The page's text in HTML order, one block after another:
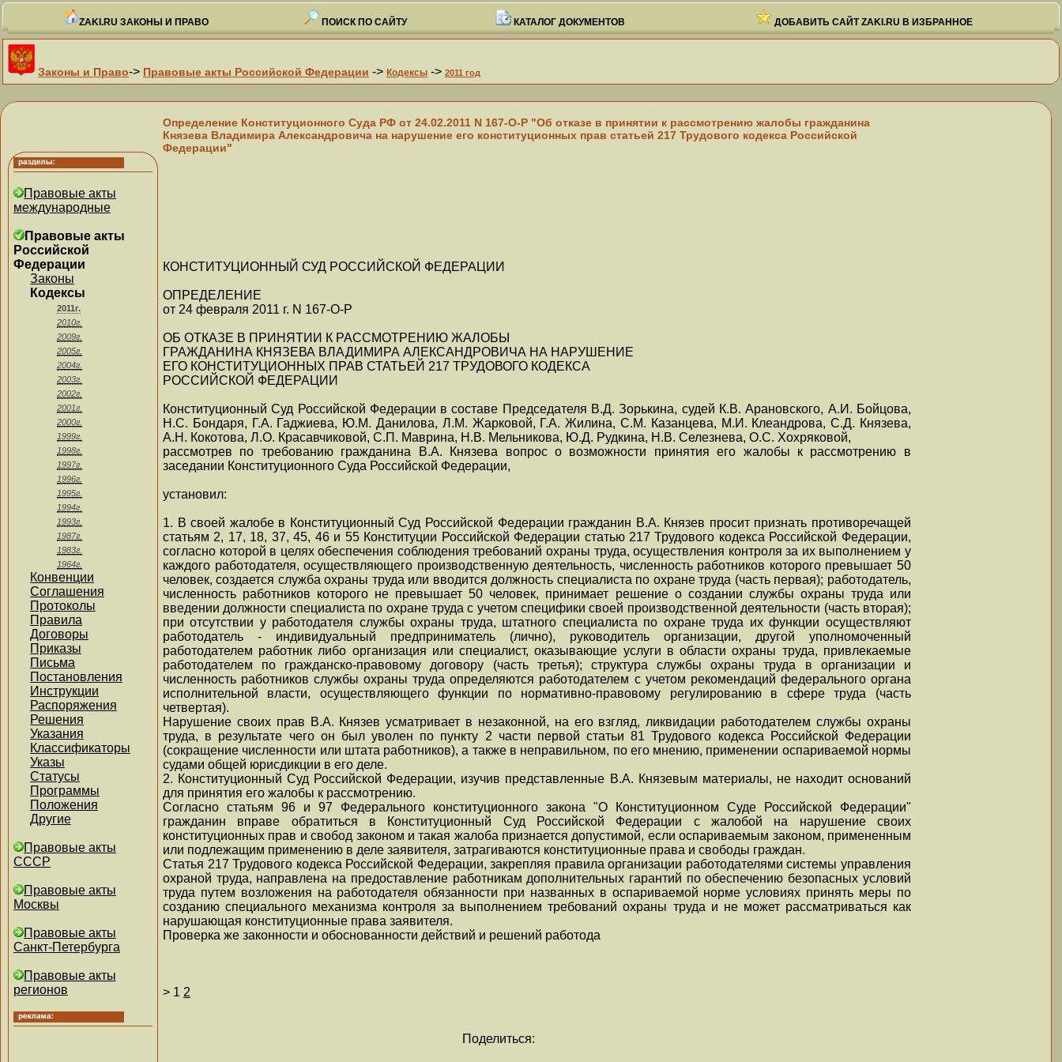
ZAKI.RU ЗАКОНЫ И ПРАВО ПОИСК ПО САЙТУ КАТАЛОГ ДОКУМЕНТОВ ДОБАВИТЬ САЙТ ZAKI.RU В ИЗБРАННОЕ
Законы и Право-> Правовые акты Российской Федерации -> Кодексы -> 2011 год
Правовые акты
международные
Правовые акты
Российской
Федерации
Законы
Кодексы
2011г.
2010г.
2009г.
2005г.
2004г.
2003г.
2002г.
2001г.
2000г.
1999г.
1998г.
1997г.
1996г.
1995г.
1994г.
1993г.
1987г.
1983г.
1964г.
Конвенции
Соглашения
Протоколы
Правила
Договоры
Приказы
Письма
Постановления
Инструкции
Распоряжения
Решения
Указания
Классификаторы
Указы
Статусы
Программы
Положения
Другие
Правовые акты
СССР
Правовые акты
Москвы
Правовые акты
Санкт-Петербурга
Правовые акты
регионов
Определение Конституционного Суда РФ от 24.02.2011 N 167-О-Р "Об отказе в принятии к рассмотрению жалобы гражданина
Князева Владимира Александровича на нарушение его конституционных прав статьей 217 Трудового кодекса Российской
Федерации"
КОНСТИТУЦИОННЫЙ СУД РОССИЙСКОЙ ФЕДЕРАЦИИ
ОПРЕДЕЛЕНИЕ
от 24 февраля 2011 г. N 167-О-Р
ОБ ОТКАЗЕ В ПРИНЯТИИ К РАССМОТРЕНИЮ ЖАЛОБЫ
ГРАЖДАНИНА КНЯЗЕВА ВЛАДИМИРА АЛЕКСАНДРОВИЧА НА НАРУШЕНИЕ
ЕГО КОНСТИТУЦИОННЫХ ПРАВ СТАТЬЕЙ 217 ТРУДОВОГО КОДЕКСА
РОССИЙСКОЙ ФЕДЕРАЦИИ
Конституционный Суд Российской Федерации в составе Председателя В.Д. Зорькина, судей К.В. Арановского, А.И. Бойцова,
Н.С. Бондаря, Г.А. Гаджиева, Ю.М. Данилова, Л.М. Жарковой, Г.А. Жилина, С.М. Казанцева, М.И. Клеандрова, С.Д. Князева,
А.Н. Кокотова, Л.О. Красавчиковой, С.П. Маврина, Н.В. Мельникова, Ю.Д. Рудкина, Н.В. Селезнева, О.С. Хохряковой,
рассмотрев по требованию гражданина В.А. Князева вопрос о возможности принятия его жалобы к рассмотрению в
заседании Конституционного Суда Российской Федерации,
установил:
1. В своей жалобе в Конституционный Суд Российской Федерации гражданин В.А. Князев просит признать противоречащей
статьям 2, 17, 18, 37, 45, 46 и 55 Конституции Российской Федерации статью 217 Трудового кодекса Российской Федерации,
согласно которой в целях обеспечения соблюдения требований охраны труда, осуществления контроля за их выполнением у
каждого работодателя, осуществляющего производственную деятельность, численность работников которого превышает 50
человек, создается служба охраны труда или вводится должность специалиста по охране труда (часть первая); работодатель,
численность работников которого не превышает 50 человек, принимает решение о создании службы охраны труда или
введении должности специалиста по охране труда с учетом специфики своей производственной деятельности (часть вторая);
при отсутствии у работодателя службы охраны труда, штатного специалиста по охране труда их функции осуществляют
работодатель - индивидуальный предприниматель (лично), руководитель организации, другой уполномоченный
работодателем работник либо организация или специалист, оказывающие услуги в области охраны труда, привлекаемые
работодателем по гражданско-правовому договору (часть третья); структура службы охраны труда в организации и
численность работников службы охраны труда определяются работодателем с учетом рекомендаций федерального органа
исполнительной власти, осуществляющего функции по нормативно-правовому регулированию в сфере труда (часть
четвертая).
Нарушение своих прав В.А. Князев усматривает в незаконной, на его взгляд, ликвидации работодателем службы охраны
труда, в результате чего он был уволен по пункту 2 части первой статьи 81 Трудового кодекса Российской Федерации
(сокращение численности или штата работников), а также в неправильном, по его мнению, применении оспариваемой нормы
судами общей юрисдикции в его деле.
2. Конституционный Суд Российской Федерации, изучив представленные В.А. Князевым материалы, не находит оснований
для принятия его жалобы к рассмотрению.
Согласно статьям 96 и 97 Федерального конституционного закона "О Конституционном Суде Российской Федерации"
гражданин вправе обратиться в Конституционный Суд Российской Федерации с жалобой на нарушение своих
конституционных прав и свобод законом и такая жалоба признается допустимой, если оспариваемым законом, примененным
или подлежащим применению в деле заявителя, затрагиваются конституционные права и свободы граждан.
Статья 217 Трудового кодекса Российской Федерации, закрепляя правила организации работодателями системы управления
охраной труда, направлена на предоставление работникам дополнительных гарантий по обеспечению безопасных условий
труда путем возложения на работодателя обязанности при названных в оспариваемой норме условиях принять меры по
созданию специального механизма контроля за выполнением требований охраны труда и не может рассматриваться как
нарушающая конституционные права заявителя.
Проверка же законности и обоснованности действий и решений работода
> 1 2
Поделиться: